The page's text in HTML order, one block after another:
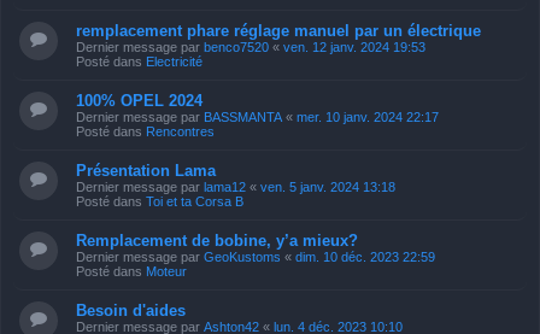
remplacement phare réglage manuel par un électrique
Dernier message par benco7520 « ven. 12 janv. 2024 19:53
Posté dans Electricité
100% OPEL 2024
Dernier message par BASSMANTA « mer. 10 janv. 2024 22:17
Posté dans Rencontres
Présentation Lama
Dernier message par lama12 « ven. 5 janv. 2024 13:18
Posté dans Toi et ta Corsa B
Remplacement de bobine, y’a mieux?
Dernier message par GeoKustoms « dim. 10 déc. 2023 22:59
Posté dans Moteur
Besoin d'aides
Dernier message par Ashton42 « lun. 4 déc. 2023 10:10